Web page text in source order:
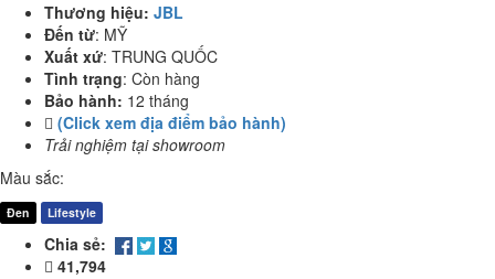
Thương hiệu: JBL
Đến từ: MỸ
Xuất xứ: TRUNG QUỐC
Tình trạng: Còn hàng
Bảo hành: 12 tháng
(Click xem địa điểm bảo hành)
Trải nghiệm tại showroom
Màu sắc:
Đen Lifestyle
Chia sẻ:
41,794